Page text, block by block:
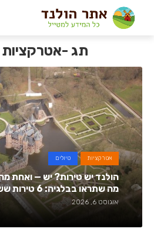
תג -אטרקציות
אטרקציות טיולים
הולנד יש טירות? יש — ואחת
מה שתראו בבלגיה: 6 טירות ששוות נסיעה
אוגוסט 6, 2026